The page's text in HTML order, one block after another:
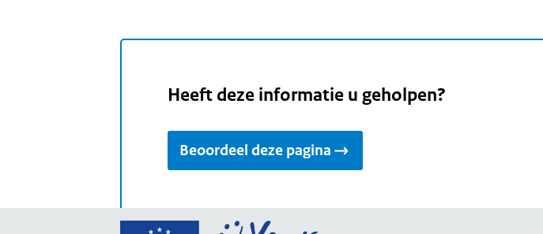
Heeft deze informatie u geholpen?
Beoordeel deze pagina